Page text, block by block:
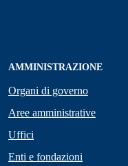
AMMINISTRAZIONE
Organi di governo
Aree amministrative
Uffici
Enti e fondazioni